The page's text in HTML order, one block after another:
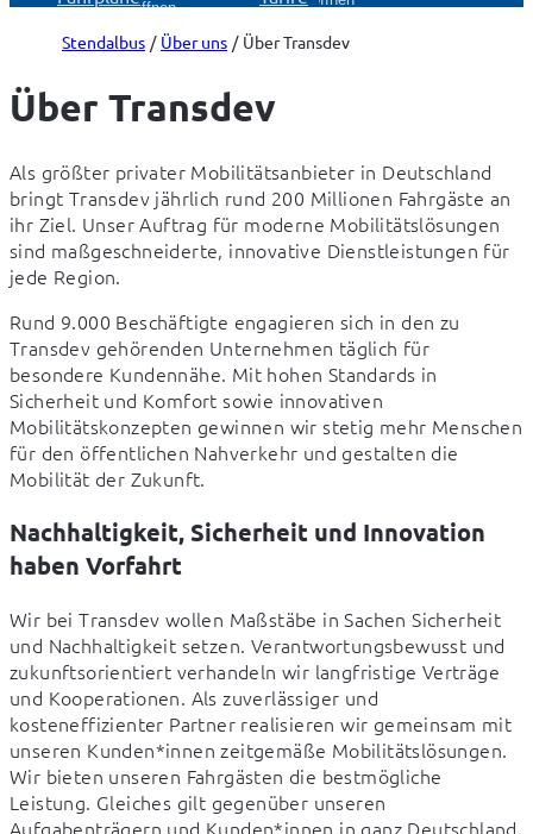
öffnen
Stendalbus Über uns Über Transdev
Über Transdev
Als größter privater Mobilitätsanbieter in Deutschland
bringt Transdev jährlich rund 200 Millionen Fahrgäste an
ihr Ziel. Unser Auftrag für moderne Mobilitätslösungen
sind maßgeschneiderte, innovative Dienstleistungen für
jede Region.
Rund 9.000 Beschäftigte engagieren sich in den zu
Transdev gehörenden Unternehmen täglich für
besondere Kundennähe. Mit hohen Standards in
Sicherheit und Komfort sowie innovativen
Mobilitätskonzepten gewinnen wir stetig mehr Menschen
für den öffentlichen Nahverkehr und gestalten die
Mobilität der Zukunft.
Nachhaltigkeit, Sicherheit und Innovation
haben Vorfahrt
Wir bei Transdev wollen Maßstäbe in Sachen Sicherheit
und Nachhaltigkeit setzen. Verantwortungsbewusst und
zukunftsorientiert verhandeln wir langfristige Verträge
und Kooperationen. Als zuverlässiger und
kosteneffizienter Partner realisieren wir gemeinsam mit
unseren Kunden*innen zeitgemäße Mobilitätslösungen.
Wir bieten unseren Fahrgästen die bestmögliche
Leistung. Gleiches gilt gegenüber unseren